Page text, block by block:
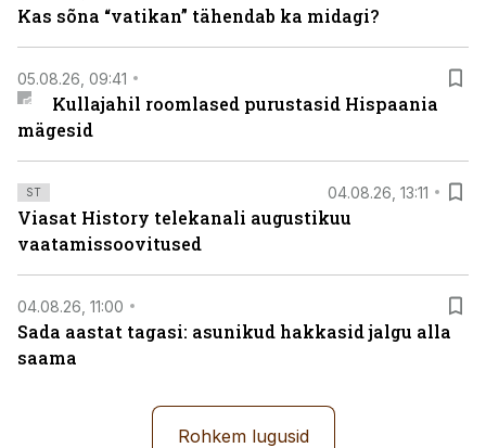
Kas sõna “vatikan” tähendab ka midagi?
05.08.26, 09:41
Kullajahil roomlased purustasid Hispaania
mägesid
ST 04.08.26, 13:11
Viasat History telekanali augustikuu
vaatamissoovitused
04.08.26, 11:00
Sada aastat tagasi: asunikud hakkasid jalgu alla
saama
Rohkem lugusid